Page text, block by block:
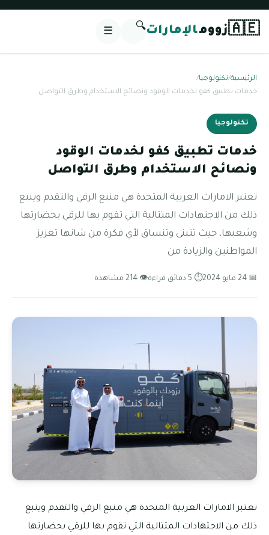
🇦🇪زوومالإمارات🔍
☰
الرئيسية/تكنولوجيا/
خدمات تطبيق كفو لخدمات الوقود ونصائح الاستخدام وطرق التواصل
تكنولوجيا
خدمات تطبيق كفو لخدمات الوقود
ونصائح الاستخدام وطرق التواصل
تعتبر الامارات العربية المتحدة هي منبع الرقي والتقدم وينبع
ذلك من الاجتهادات المتتالية التي تقوم بها للرقي بحضارتها
وشعبها، حيث تتبنى وتنساق لأي فكرة من شانها تعزيز
المواطنين والزيادة من
📅 24 مايو 2024 ⏱ 5 دقائق قراءة 👁 214 مشاهدة
تعتبر الامارات العربية المتحدة هي منبع الرقي والتقدم وينبع
ذلك من الاجتهادات المتتالية التي تقوم بها للرقي بحضارتها